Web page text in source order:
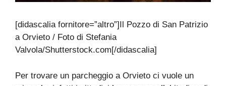
[didascalia fornitore=”altro”]Il Pozzo di San Patrizio
a Orvieto / Foto di Stefania
Valvola/Shutterstock.com[/didascalia]
Per trovare un parcheggio a Orvieto ci vuole un